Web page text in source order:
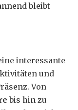
bleibt
interessante
und
Von
bis hin zu